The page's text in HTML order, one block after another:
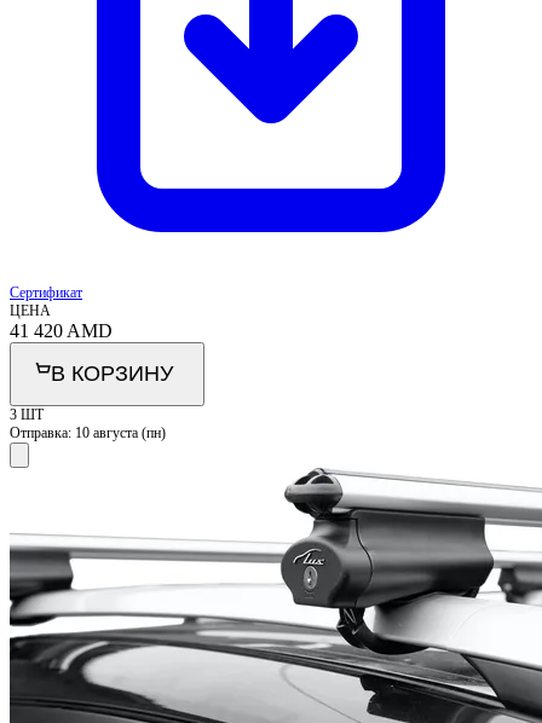
Сертификат
ЦЕНА
41 420 AMD
В КОРЗИНУ
3 ШТ
Отправка: 10 августа (пн)